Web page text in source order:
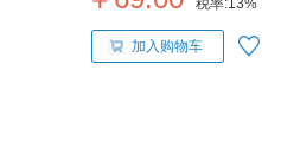
税率:13%
加入购物车